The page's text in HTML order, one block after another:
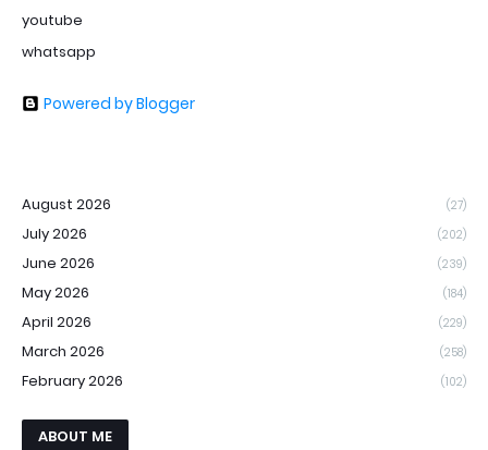
youtube
whatsapp
Powered by Blogger
August 2026 (27)
July 2026 (202)
June 2026 (239)
May 2026 (184)
April 2026 (229)
March 2026 (258)
February 2026 (102)
ABOUT ME